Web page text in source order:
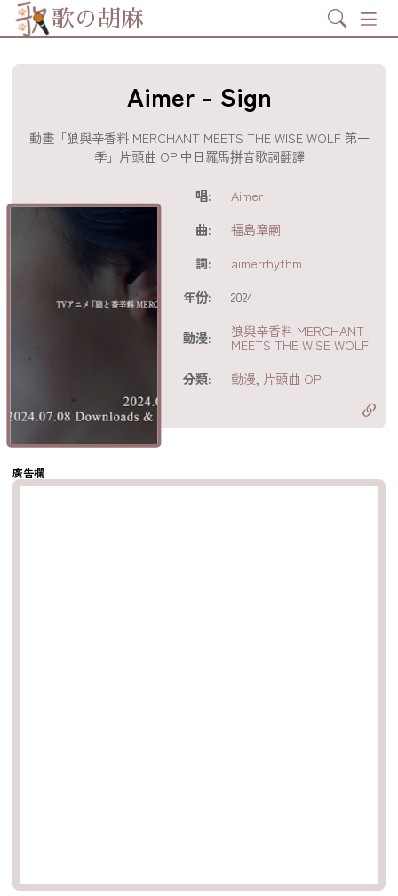
歌の胡麻 Search
Aimer - Sign
動畫「狼與辛香料 MERCHANT MEETS THE WISE WOLF 第一
季」片頭曲 OP 中日羅馬拼音歌詞翻譯
唱:
Aimer
曲:
福島章嗣
詞:
aimerrhythm
年份:
2024
動漫: 狼與辛香料 MERCHANT
MEETS THE WISE WOLF
分類:
動漫 片頭曲 OP
分享至
製鏈結
廣告欄